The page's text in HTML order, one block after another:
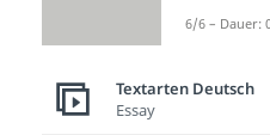
6/6 – Dauer:
Textarten Deutsch
Essay